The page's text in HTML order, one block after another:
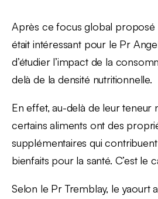
Après ce focus global proposé
était intéressant pour le Pr
d’étudier l’impact de la
delà de la densité nutritionnelle.
En effet, au-delà de leur teneur
certains aliments ont des
supplémentaires qui
bienfaits pour la santé. C’est le
Selon le Pr Tremblay, le yaourt